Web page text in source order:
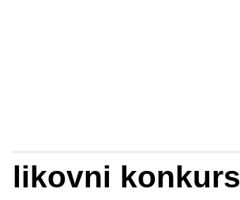
likovni konkurs